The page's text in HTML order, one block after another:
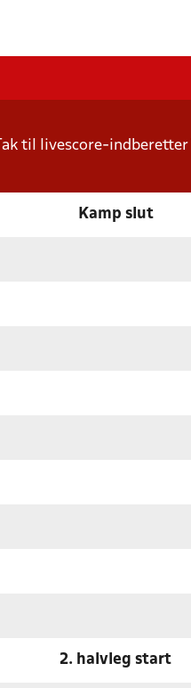
Tak til livescore-indberetter
Kamp slut
2. halvleg start